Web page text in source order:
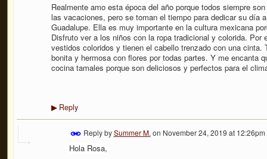
Realmente amo esta época del año porque todos siempre
las vacaciones, pero se toman el tiempo para dedicar su día
Guadalupe. Ella es muy importante en la cultura mexicana
Disfruto ver a los niños con la ropa tradicional y colorida.
vestidos coloridos y tienen el cabello trenzado con una cinta.
bonita y hermosa con flores por todas partes. Y me encanta
cocina tamales porque son deliciosos y perfectos para el
▶Reply
Reply bySummer M. on November 24, 2019 at 12:26pm
Hola Rosa,